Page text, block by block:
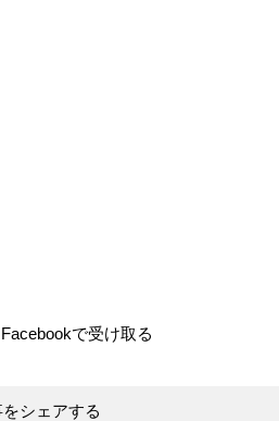
で受け取る
シェアする